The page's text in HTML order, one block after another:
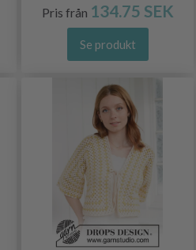
Pris från 134.75 SEK
Se produkt